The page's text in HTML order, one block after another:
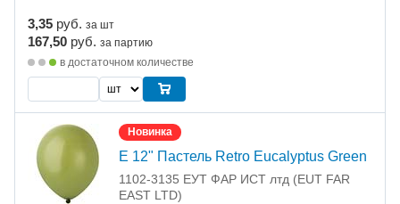
3,35 руб. за шт
167,50 руб. за партию
в достаточном количестве
Новинка
Е 12" Пастель Retro Eucalyptus Green
1102-3135 ЕУТ ФАР ИСТ лтд (EUT FAR
EAST LTD)